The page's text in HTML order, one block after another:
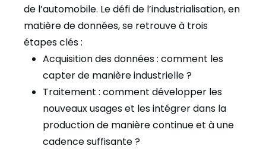
de l’automobile. Le défi de l’industrialisation, en
matière de données, se retrouve à trois
étapes clés :
Acquisition des données : comment les
capter de manière industrielle ?
Traitement : comment développer les
nouveaux usages et les intégrer dans la
production de manière continue et à une
cadence suffisante ?